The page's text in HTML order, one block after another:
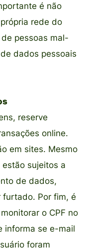
é não
rede do
pessoas mal-
dados pessoais
reserve
online.
em sites. Mesmo
sujeitos a
de dados,
furtado. Por fim, é
o CPF no
informa se e-mail
foram